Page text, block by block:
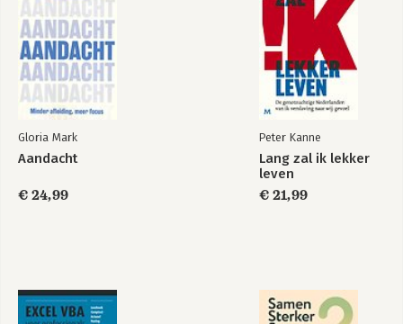
Gloria Mark
Aandacht
€ 24,99
Peter Kanne
Lang zal ik lekker
leven
€ 21,99